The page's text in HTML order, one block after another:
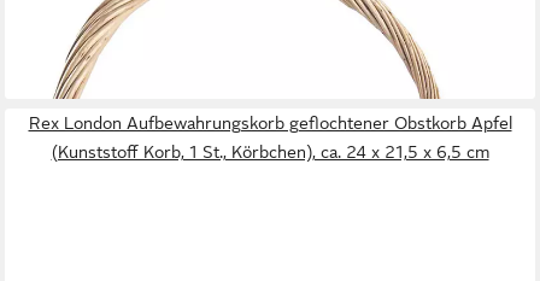
49x41x16/50cm
31,95 €
lieferbar - in 2-3 Werktagen bei dir
Rex London Aufbewahrungskorb geflochtener Obstkorb Apfel
(Kunststoff Korb, 1 St., Körbchen), ca. 24 x 21,5 x 6,5 cm